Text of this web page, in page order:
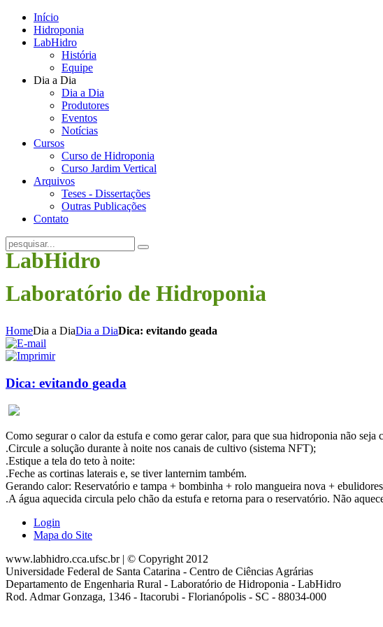
Início
Hidroponia
LabHidro
História
Equipe
Dia a Dia
Dia a Dia
Produtores
Eventos
Notícias
Cursos
Curso de Hidroponia
Curso Jardim Vertical
Arquivos
Teses - Dissertações
Outras Publicações
Contato
LabHidro
Laboratório de Hidroponia
HomeDia a DiaDia a DiaDica: evitando geada
Dica: evitando geada
Como segurar o calor da estufa e como gerar calor, para que sua hidroponia não seja
.Circule a solução durante à noite nos canais de cultivo (sistema NFT);
.Estique a tela do teto à noite:
.Feche as cortinas laterais e, se tiver lanternim também.
Gerando calor: Reservatório e tampa + bombinha + rolo mangueira nova + ebulidores
.A água aquecida circula pelo chão da estufa e retorna para o reservatório. Não
Login
Mapa do Site
www.labhidro.cca.ufsc.br | © Copyright 2012
Universidade Federal de Santa Catarina - Centro de Ciências Agrárias
Departamento de Engenharia Rural - Laboratório de Hidroponia - LabHidro
Rod. Admar Gonzaga, 1346 - Itacorubi - Florianópolis - SC - 88034-000